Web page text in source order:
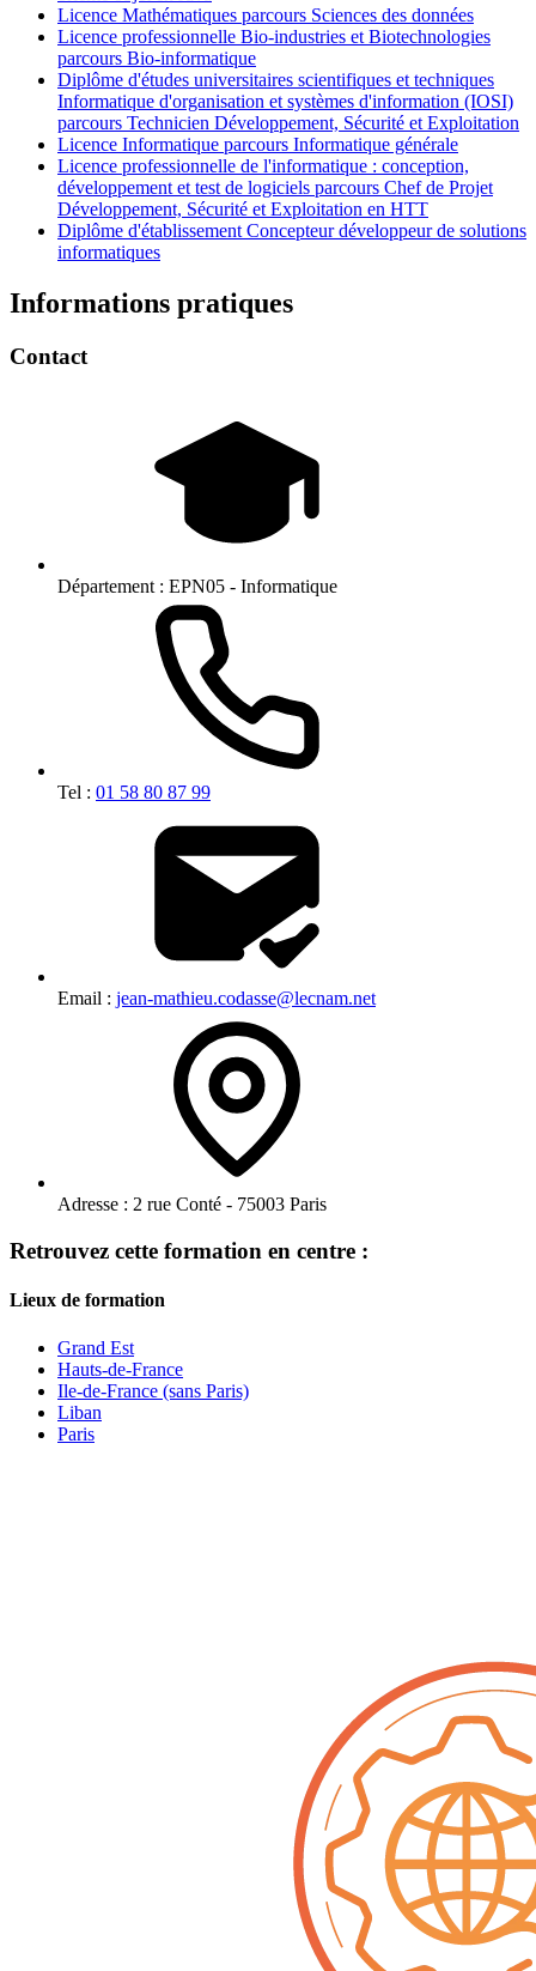
Licence Mathématiques parcours Sciences des données
Licence professionnelle Bio-industries et Biotechnologies
parcours Bio-informatique
Diplôme d'études universitaires scientifiques et techniques
Informatique d'organisation et systèmes d'information (IOSI)
parcours Technicien Développement, Sécurité et Exploitation
Licence Informatique parcours Informatique générale
Licence professionnelle de l'informatique : conception,
développement et test de logiciels parcours Chef de Projet
Développement, Sécurité et Exploitation en HTT
Diplôme d'établissement Concepteur développeur de solutions
informatiques
Informations pratiques
Contact
Département : EPN05 - Informatique
Tel : 01 58 80 87 99
Email : jean-mathieu.codasse@lecnam.net
Adresse : 2 rue Conté - 75003 Paris
Retrouvez cette formation en centre :
Lieux de formation
Grand Est
Hauts-de-France
Ile-de-France (sans Paris)
Liban
Paris